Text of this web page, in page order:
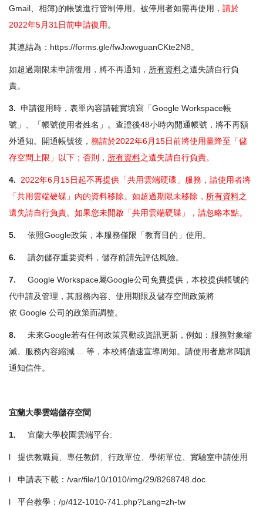
Gmail、相簿)的帳號進行管制停用。被停用者如需再使用， 請於
2022年5月31日前申請復用 。
其連結為： https://forms.gle/fwJxwvguanCKte2N8。
如超過期限未申請復用，將不再通知， 所有資料之遺失請自行負
責。
3. 申請復用時，表單內容請確實填寫「Google Workspace帳
號」、「帳號使用者姓名」。查證後48小時內開通帳號，將不再額
外通知。開通帳號後， 務請於2022年6月15日前將使用量降至「儲
存空間上限」以下；否則， 所有資料之遺失請自行負責。
4.
2022年6月15日起不再提供「共用雲端硬碟」服務，請使用者將
「共用雲端硬碟」內的資料移除。如超過期限未移除， 所有資料之
遺失請自行負責。如果您未開啟「共用雲端硬碟」，請忽略本點。
5. 依照Google政策，本服務僅限「教育目的」使用。
6. 請勿儲存重要資料，儲存前請先評估風險。
7.
Google Workspace屬Google公司免費提供，本校提供帳號的
代申請及管理，其服務內容、使用期限及儲存空間政策將
依 Google 公司的政策而調整。
8.
未來Google若有任何政策異動或資訊更新，例如：服務對象縮
減、服務內容縮減 ... 等，本校將儘速宣導周知。請使用者應常閱讀
通知信件。
宜蘭大學雲端儲存空間
1. 宜蘭大學校園雲端平台:
l 提供教職員、專任教師、行政單位、學術單位、實驗室申請使用
l 申請表下載： /var/file/10/1010/img/29/8268748.doc
l 平台教學： /p/412-1010-741.php?Lang=zh-tw